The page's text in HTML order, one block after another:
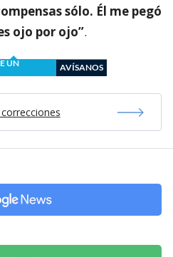
sólo. Él me pegó
ojo por ojo”.
UN
AVÍSANOS